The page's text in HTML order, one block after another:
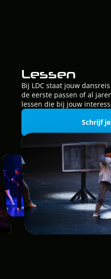
Lessen
Bij LDC staat jouw
de eerste passen of al
lessen die bij jouw
Schrijf